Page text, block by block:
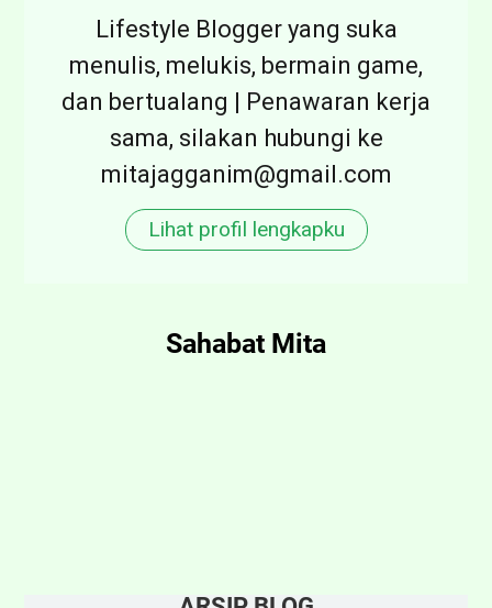
Lifestyle Blogger yang suka
menulis, melukis, bermain game,
dan bertualang | Penawaran kerja
sama, silakan hubungi ke
mitajagganim@gmail.com
Lihat profil lengkapku
Sahabat Mita